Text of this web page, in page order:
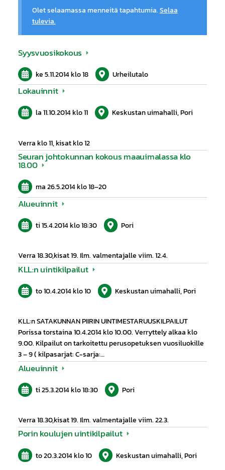
Olet selaamassa menneitä tapahtumia. Selaa
tulevia.
Syysvuosikokous
ke 5.11.2014klo 18 Urheilutalo
Lokauinnit
la 11.10.2014klo 11 Keskustan uimahalli, Pori
Verra klo 11, kisat klo 12
Seuran johtokunnan kokous maauimalassa klo
18.00
ma 26.5.2014klo 18–20
Alueuinnit
ti 15.4.2014klo 18:30 Pori
Verra 18.30,kisat 19. Ilm. valmentajalle viim. 12.4.
KLL:n uintikilpailut
to 10.4.2014klo 10 Keskustan uimahalli, Pori
KLL:n SATAKUNNAN PIIRIN UINTIMESTARUUSKILPAILUT
Porissa torstaina 10.4.2014 klo 10.00. Verryttely alkaa klo
9.00. Kilpailut on tarkoitettu perusopetuksen vuosiluokille
3 – 9 ( kilpasarjat: C-sarja:…
Alueuinnit
ti 25.3.2014klo 18:30 Pori
Verra 18.30,kisat 19. Ilm. valmentajalle viim. 22.3.
Porin koulujen uintikilpailut
to 20.3.2014klo 10 Keskustan uimahalli, Pori